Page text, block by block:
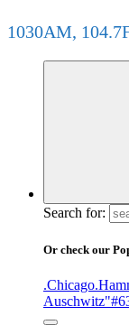
1030AM,
Search for:
Or check our
.Chicago
Auschwitz"